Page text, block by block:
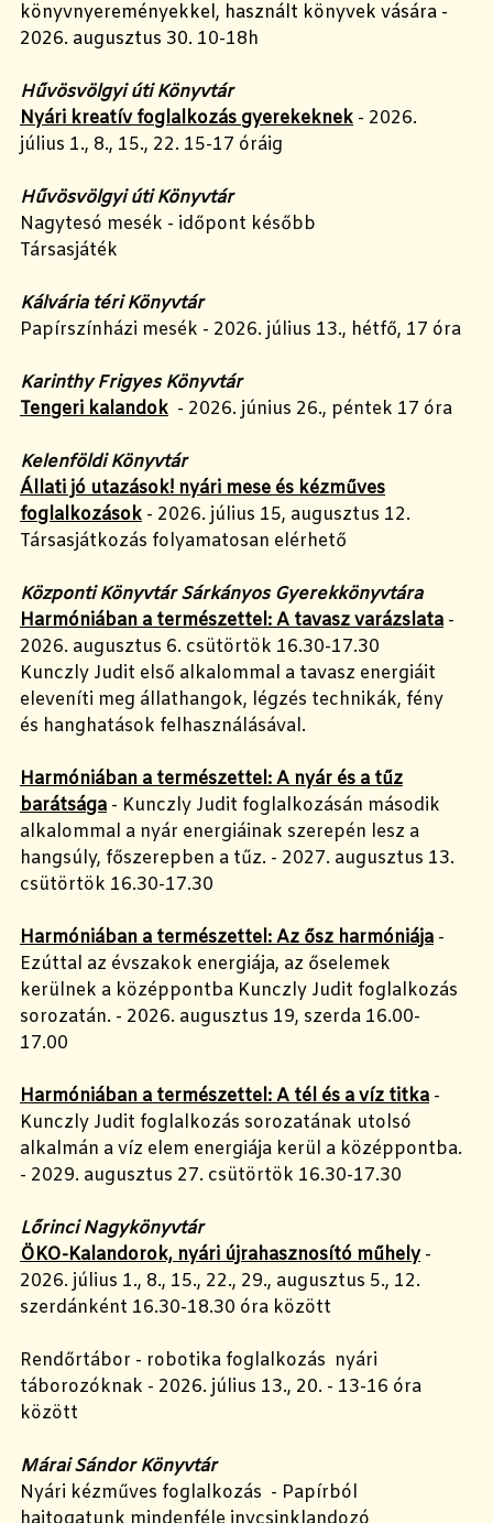
könyvnyereményekkel, használt könyvek vására -
2026. augusztus 30. 10-18h
Hűvösvölgyi úti Könyvtár
Nyári kreatív foglalkozás gyerekeknek - 2026.
július 1., 8., 15., 22. 15-17 óráig
Hűvösvölgyi úti Könyvtár
Nagytesó mesék - időpont később
Társasjáték
Kálvária téri Könyvtár
Papírszínházi mesék - 2026. július 13., hétfő, 17 óra
Karinthy Frigyes Könyvtár
Tengeri kalandok - 2026. június 26., péntek 17 óra
Kelenföldi Könyvtár
Állati jó utazások! nyári mese és kézműves
foglalkozások - 2026. július 15, augusztus 12.
Társasjátkozás folyamatosan elérhető
Központi Könyvtár Sárkányos Gyerekkönyvtára
Harmóniában a természettel: A tavasz varázslata -
2026. augusztus 6. csütörtök 16.30-17.30
Kunczly Judit első alkalommal a tavasz energiáit
eleveníti meg állathangok, légzés technikák, fény
és hanghatások felhasználásával.
Harmóniában a természettel: A nyár és a tűz
barátsága - Kunczly Judit foglalkozásán második
alkalommal a nyár energiáinak szerepén lesz a
hangsúly, főszerepben a tűz. - 2027. augusztus 13.
csütörtök 16.30-17.30
Harmóniában a természettel: Az ősz harmóniája -
Ezúttal az évszakok energiája, az őselemek
kerülnek a középpontba Kunczly Judit foglalkozás
sorozatán. - 2026. augusztus 19, szerda 16.00-
17.00
Harmóniában a természettel: A tél és a víz titka -
Kunczly Judit foglalkozás sorozatának utolsó
alkalmán a víz elem energiája kerül a középpontba.
- 2029. augusztus 27. csütörtök 16.30-17.30
Lőrinci Nagykönyvtár
ÖKO-Kalandorok, nyári újrahasznosító műhely-
2026. július 1., 8., 15., 22., 29., augusztus 5., 12.
szerdánként 16.30-18.30 óra között
Rendőrtábor - robotika foglalkozás nyári
táborozóknak - 2026. július 13., 20. - 13-16 óra
között
Márai Sándor Könyvtár
Nyári kézműves foglalkozás - Papírból